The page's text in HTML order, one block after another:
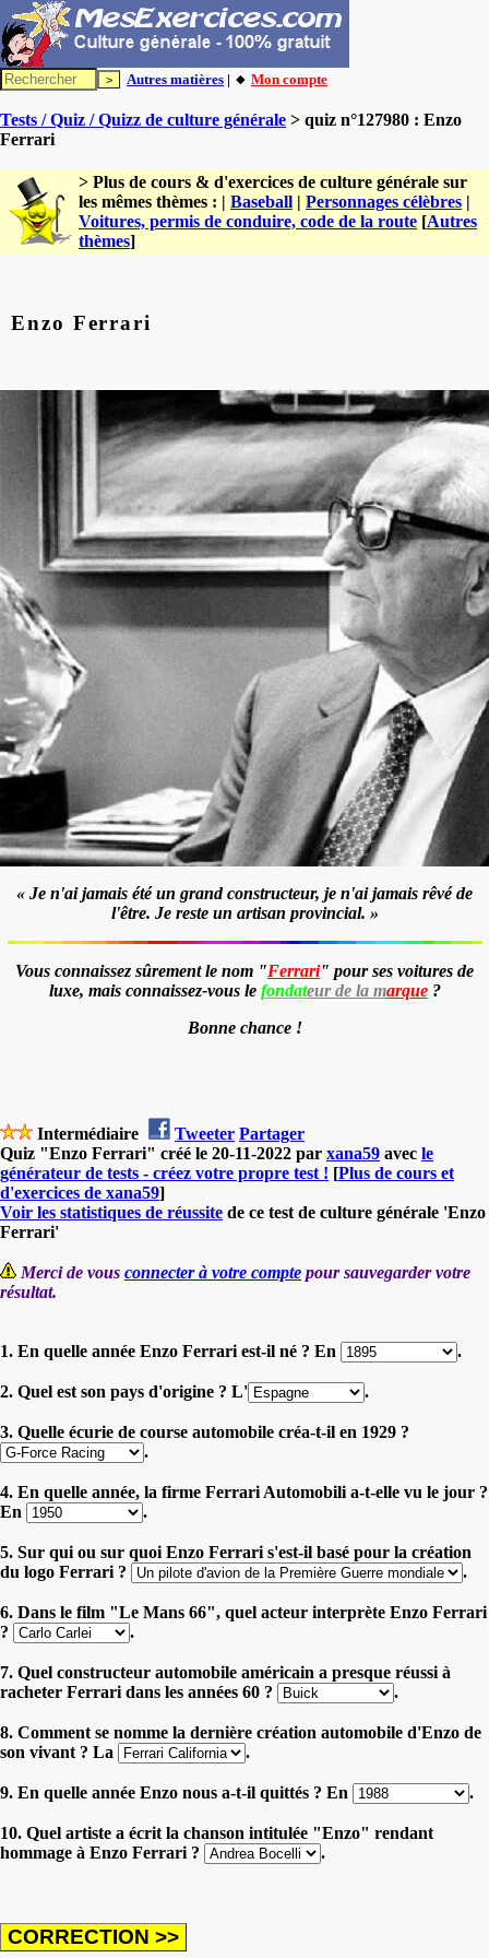
Autres matières | 🔸 Mon compte
Tests / Quiz / Quizz de culture générale > quiz n°127980 : Enzo
Ferrari
> Plus de cours & d'exercices de culture générale sur
les mêmes thèmes : | Baseball | Personnages célèbres |
Voitures, permis de conduire, code de la route [Autres
thèmes]
Enzo Ferrari
« Je n'ai jamais été un grand constructeur, je n'ai jamais rêvé de
l'être. Je reste un artisan provincial. »
Vous connaissez sûrement le nom "Ferrari" pour ses voitures de
luxe, mais connaissez-vous le fondateur de la marque?
Bonne chance !
Intermédiaire Tweeter Partager
Quiz "Enzo Ferrari" créé le 20-11-2022 par xana59 avec le
générateur de tests - créez votre propre test ! [Plus de cours et
d'exercices de xana59]
Voir les statistiques de réussite de ce test de culture générale 'Enzo
Ferrari'
Merci de vous connecter à votre compte pour sauvegarder votre
résultat.
1. En quelle année Enzo Ferrari est-il né ? En .
2. Quel est son pays d'origine ? L' .
3. Quelle écurie de course automobile créa-t-il en 1929 ?
.
4. En quelle année, la firme Ferrari Automobili a-t-elle vu le jour ?
En
.
5. Sur qui ou sur quoi Enzo Ferrari s'est-il basé pour la création
du logo Ferrari ?
.
6. Dans le film "Le Mans 66", quel acteur interprète Enzo Ferrari
?
.
7. Quel constructeur automobile américain a presque réussi à
racheter Ferrari dans les années 60 ?
.
8. Comment se nomme la dernière création automobile d'Enzo de
son vivant ? La
.
9. En quelle année Enzo nous a-t-il quittés ? En .
10. Quel artiste a écrit la chanson intitulée "Enzo" rendant
hommage à Enzo Ferrari ?
.